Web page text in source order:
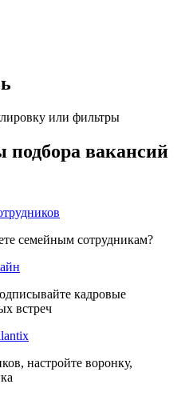
или фильтры
вакансий
семейным сотрудникам?
кадровые
встреч
настройте воронку,